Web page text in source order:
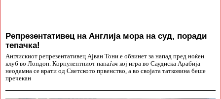
Репрезентативец на Англија мора на суд, поради
тепачка!
Англискиот репрезентативец Ајван Тони е обвинет за напад пред ноќен
клуб во Лондон. Корпулентниот напаѓач кој игра во Саудиска Арабија
неодамна се врати од Светското првенство, а во својата татковина беше
пречекан